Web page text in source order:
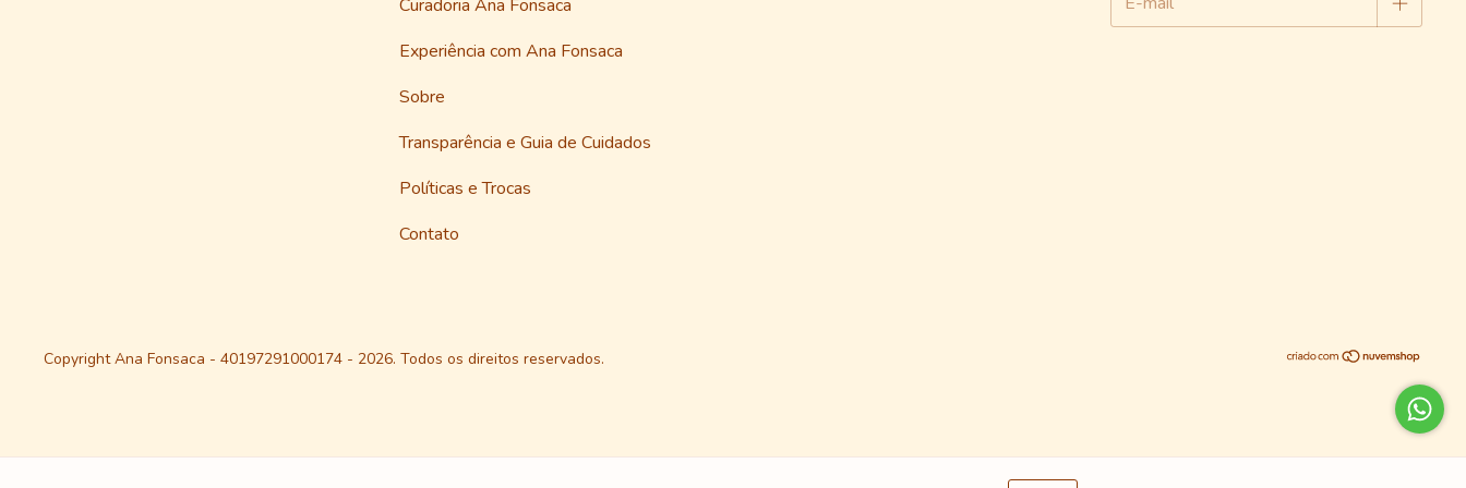
Curadoria Ana Fonsaca
Experiência com Ana Fonsaca
Sobre
Transparência e Guia de Cuidados
Políticas e Trocas
Contato
Copyright Ana Fonsaca - 40197291000174 - 2026. Todos os direitos reservados.